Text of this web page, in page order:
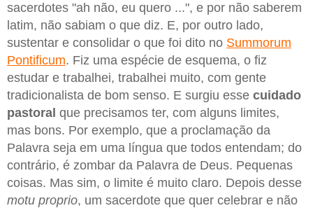
sacerdotes "ah não, eu quero ...", e por não saberem
latim, não sabiam o que diz. E, por outro lado,
sustentar e consolidar o que foi dito no Summorum
Pontificum. Fiz uma espécie de esquema, o fiz
estudar e trabalhei, trabalhei muito, com gente
tradicionalista de bom senso. E surgiu esse cuidado
pastoral que precisamos ter, com alguns limites,
mas bons. Por exemplo, que a proclamação da
Palavra seja em uma língua que todos entendam; do
contrário, é zombar da Palavra de Deus. Pequenas
coisas. Mas sim, o limite é muito claro. Depois desse
motu proprio, um sacerdote que quer celebrar e não